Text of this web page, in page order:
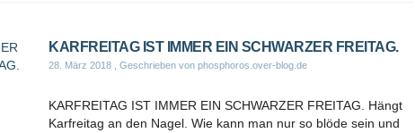
KARFREITAG IST IMMER EIN SCHWARZER FREITAG.
28. März 2018 , Geschrieben von phosphoros.over-blog.de
KARFREITAG IST IMMER EIN SCHWARZER FREITAG. Hängt
Karfreitag an den Nagel. Wie kann man nur so blöde sein und